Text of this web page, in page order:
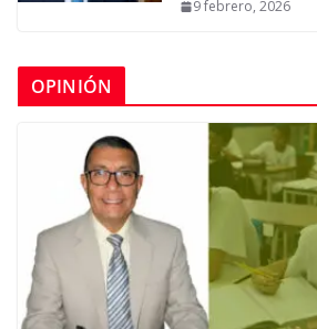
9 febrero, 2026
OPINIÓN